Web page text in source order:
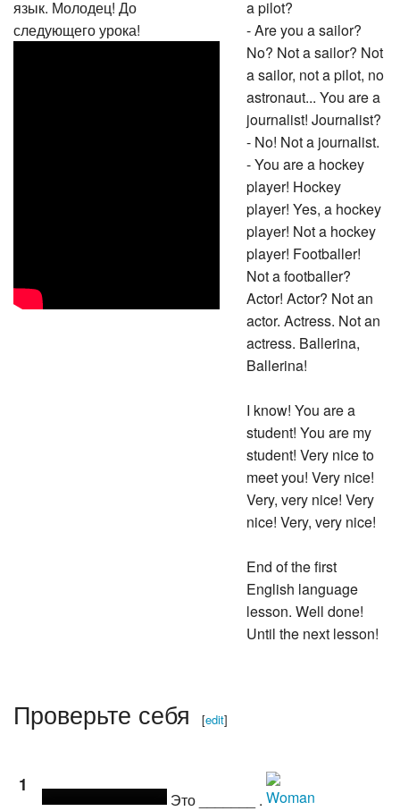
язык. Молодец! До
следующего урока!
a pilot?
- Are you a sailor?
No? Not a sailor? Not
a sailor, not a pilot, no
astronaut... You are a
journalist! Journalist?
- No! Not a journalist.
- You are a hockey
player! Hockey
player! Yes, a hockey
player! Not a hockey
player! Footballer!
Not a footballer?
Actor! Actor? Not an
actor. Actress. Not an
actress. Ballerina,
Ballerina!
I know! You are a
student! You are my
student! Very nice to
meet you! Very nice!
Very, very nice! Very
nice! Very, very nice!
End of the first
English language
lesson. Well done!
Until the next lesson!
Проверьте себя [edit]
1
Это _______ .